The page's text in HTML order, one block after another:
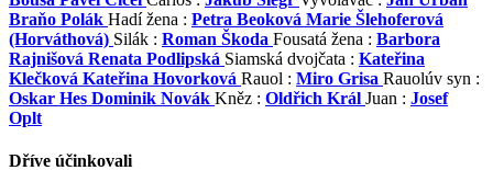
Braňo Polák Hadí žena : Petra Beoková Marie Šlehoferová
(Horváthová) Silák : Roman Škoda Fousatá žena : Barbora
Rajnišová Renata Podlipská Siamská dvojčata : Kateřina
Klečková Kateřina Hovorková Rauol : Miro Grisa Rauolúv syn :
Oskar Hes Dominik Novák Kněz : Oldřich Král Juan : Josef
Oplt
Dříve účinkovali